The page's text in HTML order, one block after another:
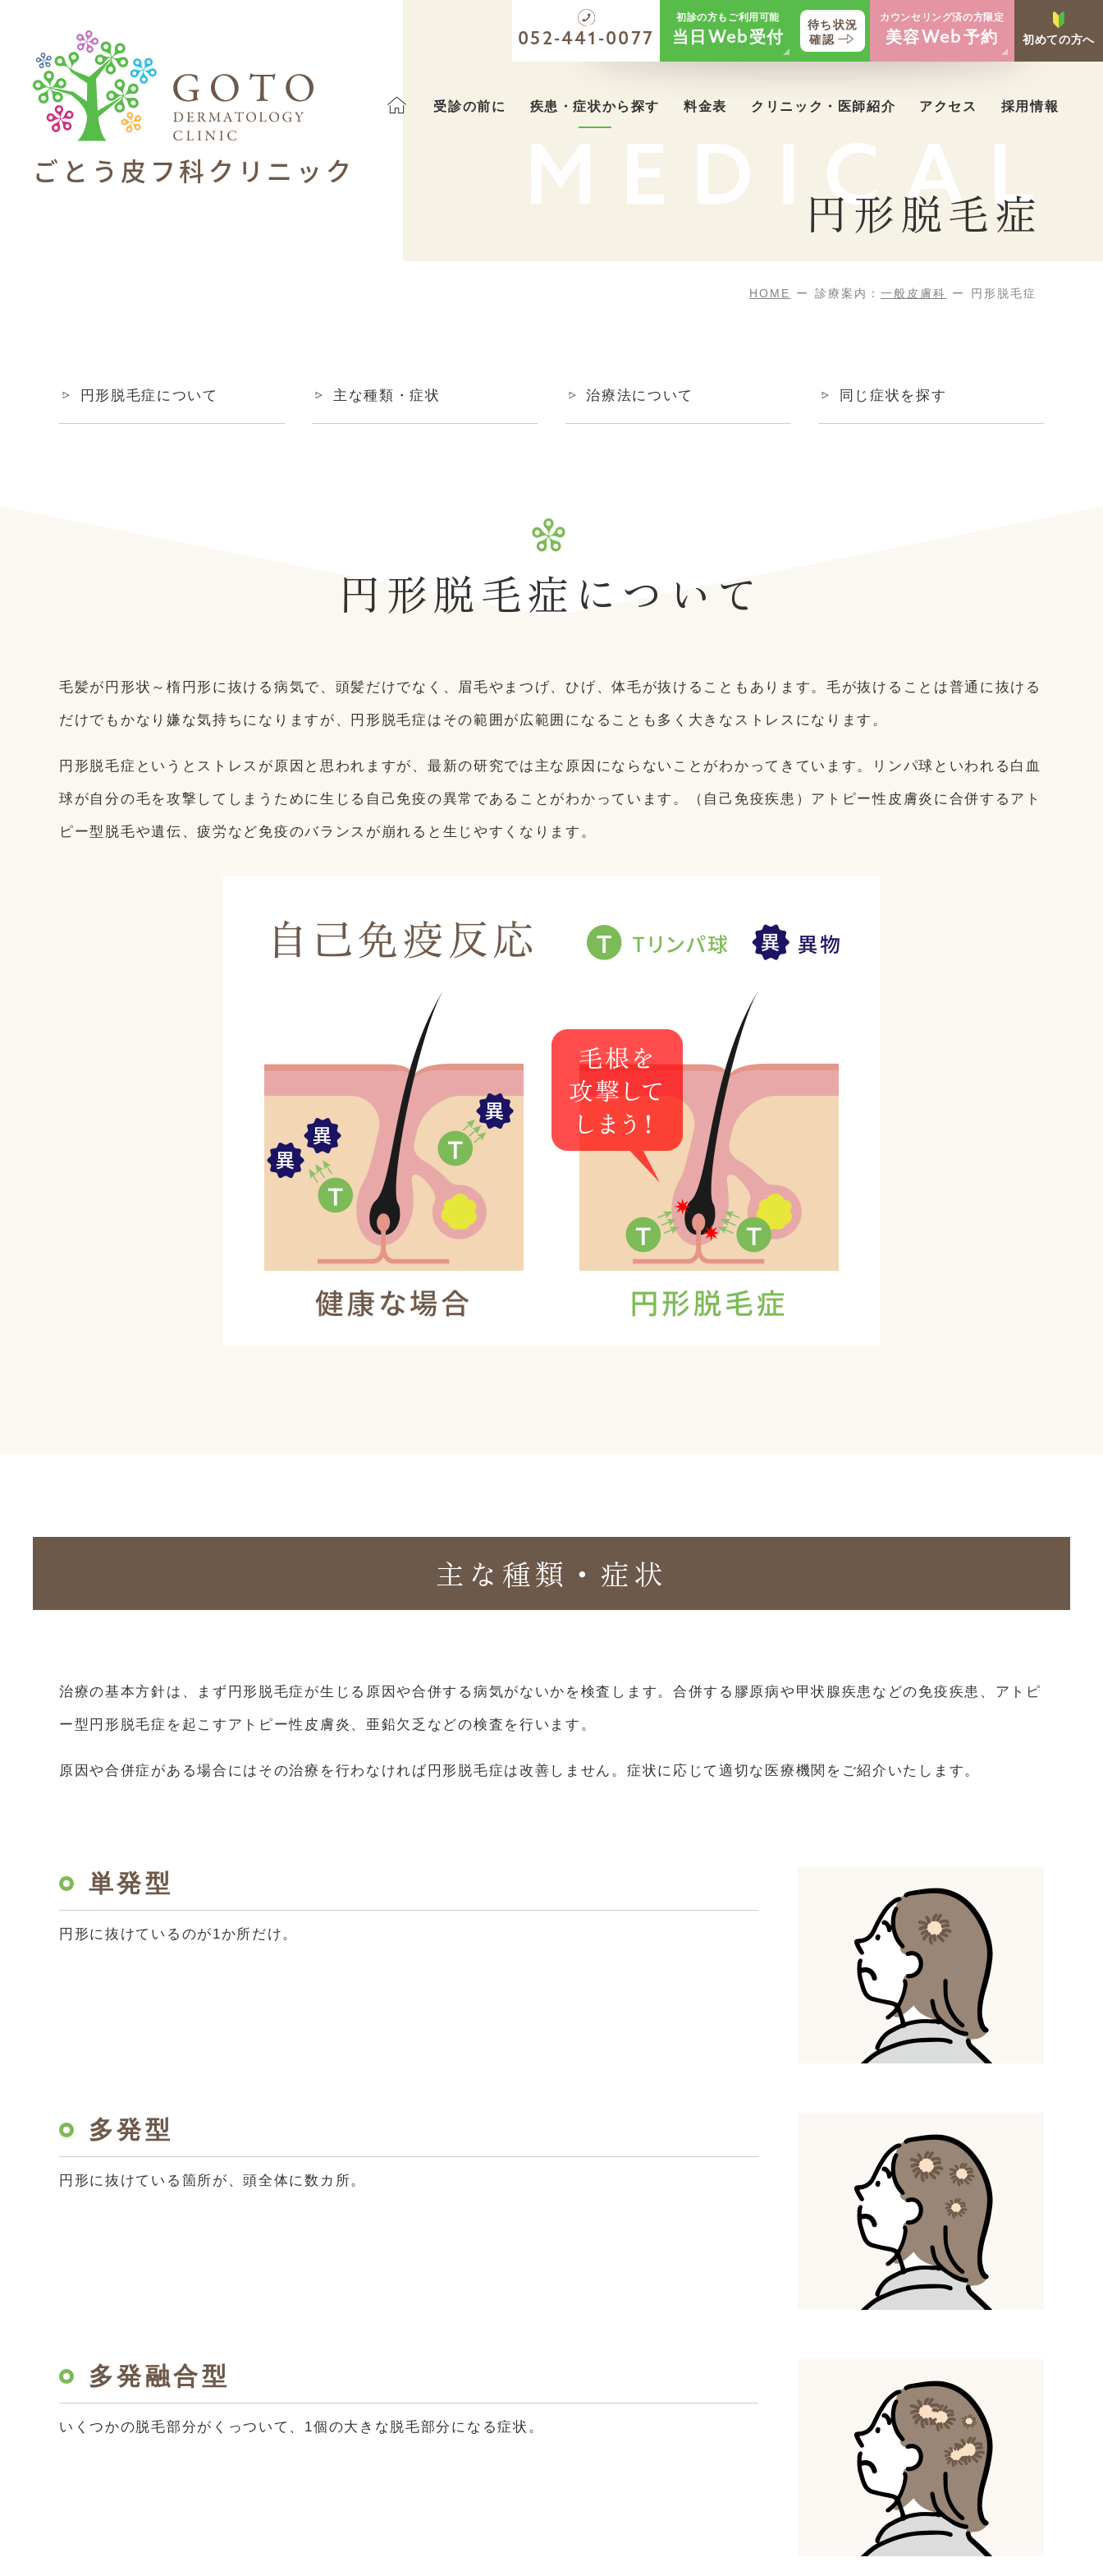
ごとう皮フ科 クリニック
052-441-0077
初診の方もご利用可能
当日 Web受付
待ち状況
確認
カウンセリング済の方限定
美容Web予約 初めての方へ
受診の前に 疾患・症状から探す 料金表 クリニック・医師紹介 アクセス 採用情報
MEDICAL
円形脱毛症
HOME 診療案内：一般皮膚科 円形脱毛症
円形脱毛症について 主な種類・症状 治療法について 同じ症状を探す
円形脱毛症について
毛髪が円形状～楕円形に抜ける病気で、頭髪だけでなく、眉毛やまつげ、ひげ、体毛が抜けることもあります。毛が抜けることは普通に抜ける
だけでもかなり嫌な気持ちになりますが、円形脱毛症はその範囲が広範囲になることも多く大きなストレスになります。
円形脱毛症というとストレスが原因と思われますが、最新の研究では主な原因にならないことがわかってきています。リンパ球といわれる白血
球が自分の毛を攻撃してしまうために生じる自己免疫の異常であることがわかっています。（自己免疫疾患）アトピー性皮膚炎に合併するアト
ピー型脱毛や遺伝、疲労など免疫のバランスが崩れると生じやすくなります。
主な種類・症状
治療の基本方針は、まず円形脱毛症が生じる原因や合併する病気がないかを検査します。合併する膠原病や甲状腺疾患などの免疫疾患、アトピ
ー型円形脱毛症を起こすアトピー性皮膚炎、亜鉛欠乏などの検査を行います。
原因や合併症がある場合にはその治療を行わなければ円形脱毛症は改善しません。症状に応じて適切な医療機関をご紹介いたします。
単発型
円形に抜けているのが1か所だけ。
多発型
円形に抜けている箇所が、頭全体に数カ所。
多発融合型
いくつかの脱毛部分がくっついて、1個の大きな脱毛部分になる症状。